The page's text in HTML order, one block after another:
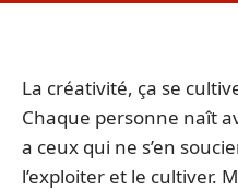
La créativité, ça se
Chaque personne naît
a ceux qui ne s’en
l’exploiter et le cultiver.